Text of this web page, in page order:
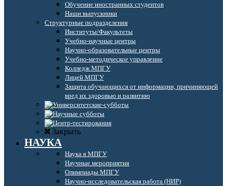
Обучение иностранных студентов
Наши выпускники
Структурные подразделения
Институты/Факультеты
Учебно-научные центры
Научно-образовательные центры
Учебно-методическое управление
Колледж МПГУ
Лицей МПГУ
Защита обучающихся от информации, причиняющей
вред их здоровью и развитию
Закрыть
НАУКА
Наука в МПГУ
Научные мероприятия
Олимпиады МПГУ
Научно-исследовательская работа (НИР)